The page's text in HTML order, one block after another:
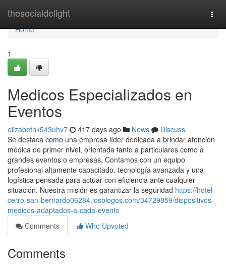
thesocialdelight
Home
Home
1
Medicos Especializados en
Eventos
elizabethk543uhv7 417 days ago News
Discuss
Se destaca como una empresa líder dedicada a brindar atención
médica de primer nivel, orientada tanto a particulares como a
grandes eventos o empresas. Contamos con un equipo
profesional altamente capacitado, tecnología avanzada y una
logística pensada para actuar con eficiencia ante cualquier
situación. Nuestra misión es garantizar la seguridad https://hotel-
cerro-san-bernardo06284.losblogos.com/34729859/dispositivos-
medicos-adaptados-a-cada-evento
Comments
Who Upvoted
Comments